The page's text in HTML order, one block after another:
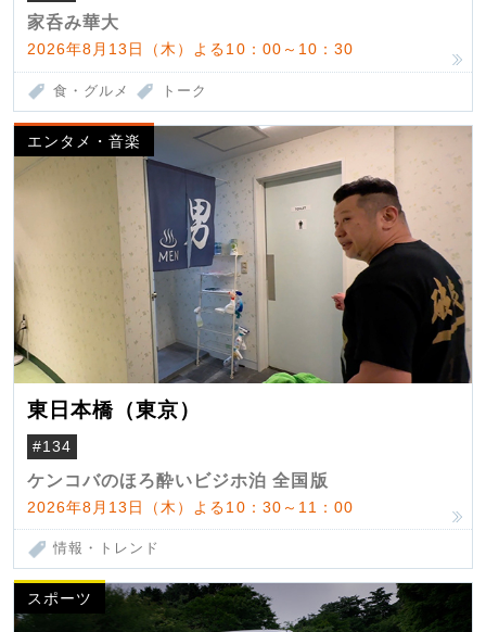
家呑み華大
2026年8月13日（木）よる10：00～10：30
食・グルメ トーク
エンタメ・音楽
東日本橋（東京）
#134
ケンコバのほろ酔いビジホ泊 全国版
2026年8月13日（木）よる10：30～11：00
情報・トレンド
スポーツ